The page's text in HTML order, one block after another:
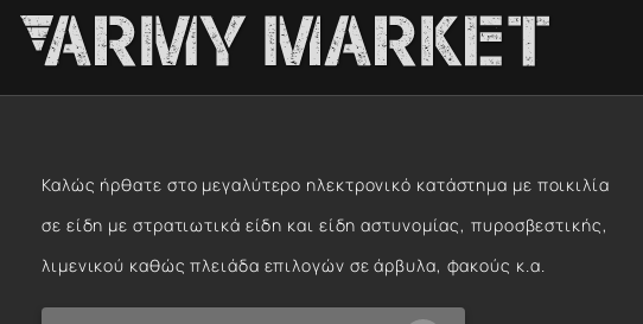
Καλώς ήρθατε στο μεγαλύτερο ηλεκτρονικό κατάστημα με ποικιλία
σε είδη με στρατιωτικά είδη και είδη αστυνομίας, πυροσβεστικής,
λιμενικού καθώς πλειάδα επιλογών σε άρβυλα, φακούς κ.α.